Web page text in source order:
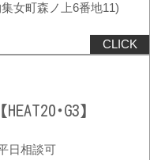
女町森ノ上6番地11)
･G3】
日相談可